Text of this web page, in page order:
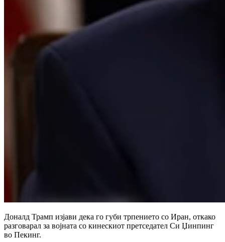
Доналд Трамп изјави дека го губи трпението со Иран, откако
разговарал за војната со кинескиот претседател Си Џинпинг
во Пекинг.